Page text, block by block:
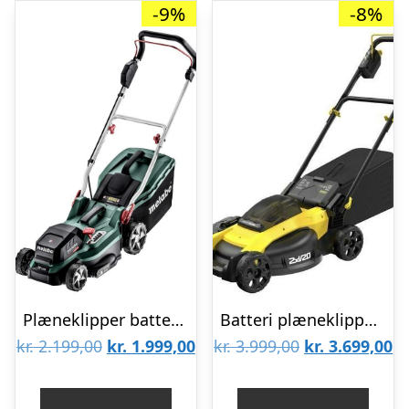
-9%
Plæneklipper batteri – Metabo RM 36-18 LTX BL 36, 36 cm
kr.2.199,00 Den
kr. 1.999,00Den
-8%
Batteri plæneklipper STANLEY med bioklip (mulching)
kr.3.999,00 Den
kr. 3.699,00